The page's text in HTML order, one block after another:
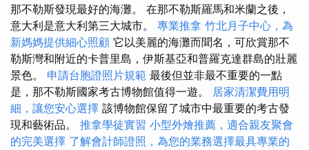
那不勒斯發現最好的海灘。 在那不勒斯羅馬和米蘭之後，
意大利是意大利第三大城市。 專業推拿 竹北月子中心，為
新媽媽提供細心照顧 它以美麗的海灘而聞名，可欣賞那不
勒斯灣和附近的卡普里島，伊斯基亞和普羅克達群島的壯麗
景色。 申請台胞證照片規範 最後但並非最不重要的一點
是，那不勒斯國家考古博物館值得一遊。 居家清潔費用明
細，讓您安心選擇 該博物館保留了城市中最重要的考古發
現和藝術品。 推拿學徒實習 小型外燴推薦，適合親友聚會
的完美選擇 了解會計師證照，為您的業務選擇最具專業的